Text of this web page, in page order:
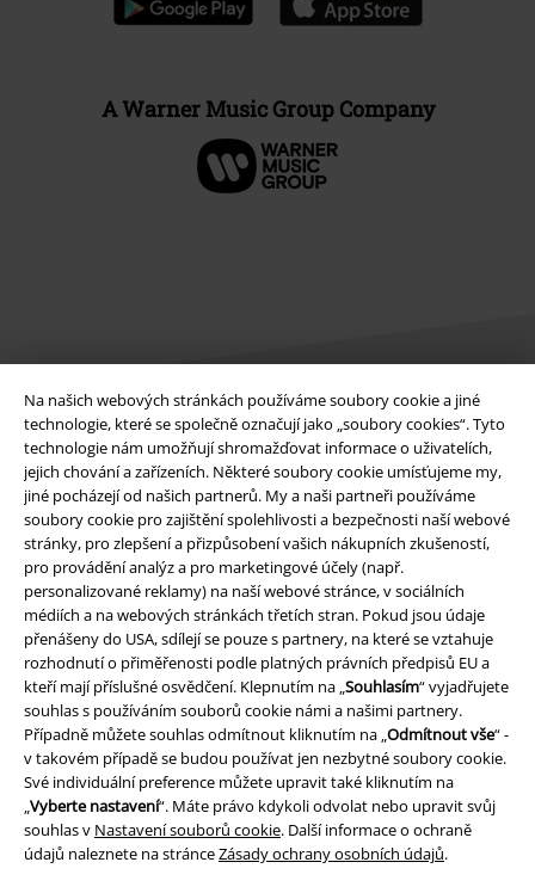
Na našich webových stránkách používáme soubory cookie a jiné
technologie, které se společně označují jako „soubory cookies“. Tyto
technologie nám umožňují shromažďovat informace o uživatelích,
jejich chování a zařízeních. Některé soubory cookie umísťujeme my,
jiné pocházejí od našich partnerů. My a naši partneři používáme
soubory cookie pro zajištění spolehlivosti a bezpečnosti naší webové
stránky, pro zlepšení a přizpůsobení vašich nákupních zkušeností,
pro provádění analýz a pro marketingové účely (např.
personalizované reklamy) na naší webové stránce, v sociálních
médiích a na webových stránkách třetích stran. Pokud jsou údaje
přenášeny do USA, sdílejí se pouze s partnery, na které se vztahuje
rozhodnutí o přiměřenosti podle platných právních předpisů EU a
kteří mají příslušné osvědčení. Klepnutím na „ Souhlasím“ vyjadřujete
souhlas s používáním souborů cookie námi a našimi partnery.
Případně můžete souhlas odmítnout kliknutím na „ Odmítnout vše“ -
v takovém případě se budou používat jen nezbytné soubory cookie.
Své individuální preference můžete upravit také kliknutím na
Vyberte nastavení“. Máte právo kdykoli odvolat nebo upravit svůj
souhlas v Nastavení souborů cookie. Další informace o ochraně
údajů naleznete na stránceZásady ochrany osobních údajů.
A Warner Music Group Company
Právní informace
Podmínky
Prohlášení
Ochrana osobních údajů
Likvidace odpadu a ochrana životního prostředí
Prohlášení o shodě
Informace o přístupnosti
Nastavení souborů cookie